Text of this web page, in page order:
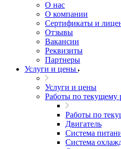
О нас
О компании
Сертификаты и
Отзывы
Вакансии
Реквизиты
Партнеры
Услуги и цены
Услуги и цены
Работы по текущему
Работы по
Двигатель
Система
Система